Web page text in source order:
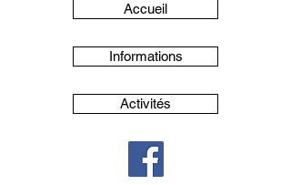
Informations
Activités
Accueil